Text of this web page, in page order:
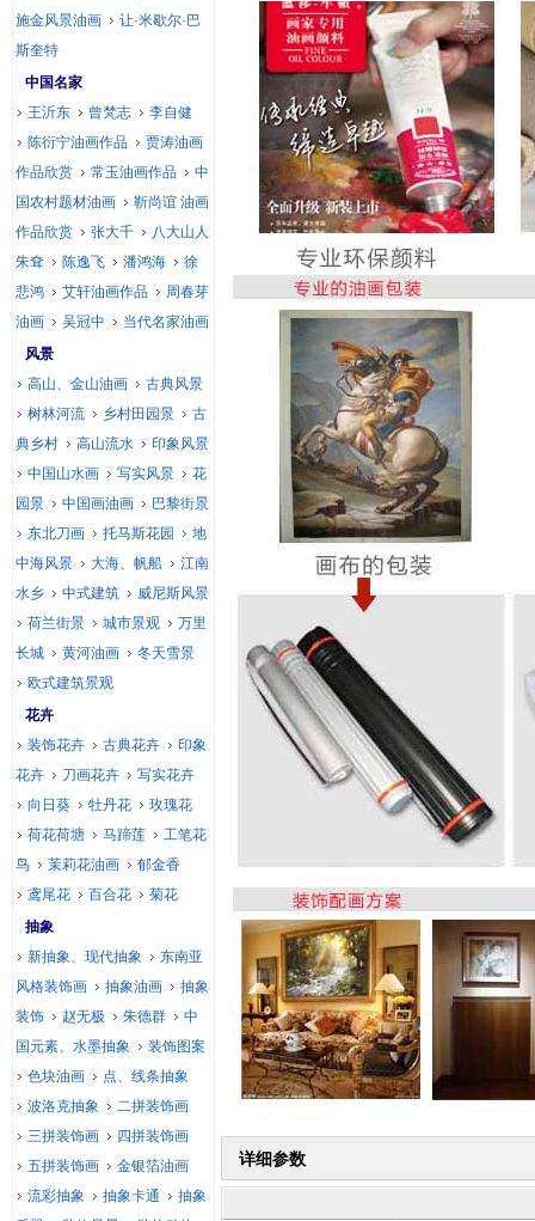
详细参数
施金风景油画
让·米歇尔·巴
斯奎特
中国名家
王沂东
曾梵志
李自健
陈衍宁油画作品
贾涛油画
作品欣赏
常玉油画作品
中
国农村题材油画
靳尚谊 油画
作品欣赏
张大千
八大山人
朱耷
陈逸飞 潘鸿海
徐
悲鸿
艾轩油画作品
周春芽
油画
吴冠中
当代名家油画
风景
高山、金山油画
古典风景
树林河流
乡村田园景
古
典乡村
高山流水
印象风景
中国山水画
写实风景
花
园景
中国画油画
巴黎街景
东北刀画
托马斯花园
地
中海风景
大海、帆船
江南
水乡
中式建筑
威尼斯风景
荷兰街景
城市景观
万里
长城
黄河油画
冬天雪景
欧式建筑景观
花卉
装饰花卉
古典花卉
印象
花卉
刀画花卉
写实花卉
向日葵
牡丹花
玫瑰花
荷花荷塘
马蹄莲
工笔花
鸟
茉莉花油画
郁金香
鸢尾花
百合花
菊花
抽象
新抽象、现代抽象
东南亚
风格装饰画
抽象油画
抽象
装饰
赵无极 朱德群
中
国元素、水墨抽象
装饰图案
色块油画
点、线条抽象
波洛克抽象
二拼装饰画
三拼装饰画
四拼装饰画
五拼装饰画
金银箔油画
流彩抽象
抽象卡通
抽象